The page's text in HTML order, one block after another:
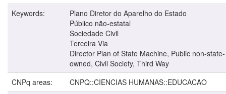
Keywords:
Plano Diretor do Aparelho do Estado
Público não-estatal
Sociedade Civil
Terceira Via
Director Plan of State Machine, Public non-state-
owned, Civil Society, Third Way
CNPq areas:
CNPQ::CIENCIAS HUMANAS::EDUCACAO